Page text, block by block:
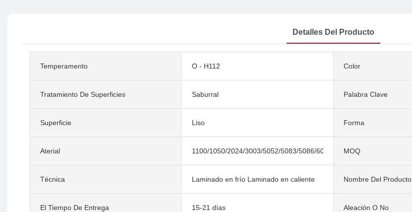
Detalles Del Producto
Temperamento O - H112 Color
Tratamiento De Superficies Saburral Palabra Clave
Superficie Liso Forma
Aterial 1100/1050/2024/3003/5052/5083/5086/6061/6082/7021/7075
MOQ
Técnica Laminado en frío Laminado en caliente Nombre Del Producto
El Tiempo De Entrega 15-21 días Aleación O No